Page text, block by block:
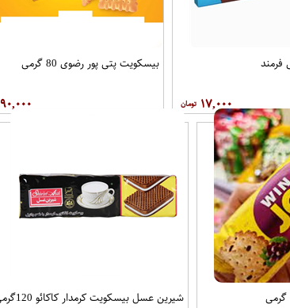
فرمند
۱۷,۰۰۰
بیسکویت پتی پور رضوی 80 گرمی
۹۰,۰۰۰
شیرین عسل بیسکویت کرمدار کاکائو 120گرمی